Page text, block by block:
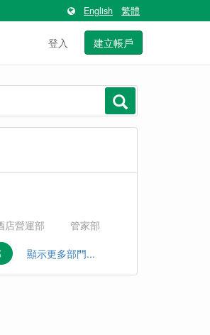
English 繁體
登入 建立帳戶
店營運部
管家部
顯示更多部門...